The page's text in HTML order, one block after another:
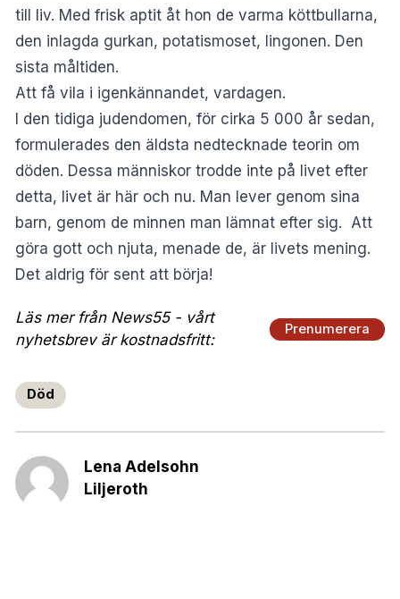
till liv. Med frisk aptit åt hon de varma köttbullarna,
den inlagda gurkan, potatismoset, lingonen. Den
sista måltiden.
Att få vila i igenkännandet, vardagen.
I den tidiga judendomen, för cirka 5 000 år sedan,
formulerades den äldsta nedtecknade teorin om
döden. Dessa människor trodde inte på livet efter
detta, livet är här och nu. Man lever genom sina
barn, genom de minnen man lämnat efter sig. Att
göra gott och njuta, menade de, är livets mening.
Det aldrig för sent att börja!
Läs mer från News55 - vårt
nyhetsbrev är kostnadsfritt:
Prenumerera
Död
Lena Adelsohn
Liljeroth